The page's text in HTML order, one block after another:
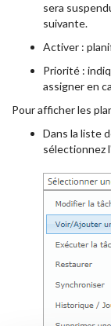
sera
suivante.
Activer :
Priorité :
assigner en
Pour afficher les
Dans la liste
sélectionnez